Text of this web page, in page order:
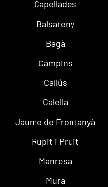
Capellades
Balsareny
Bagà
Campins
Callús
Calella
Jaume de Frontanyà
Rupit i Pruit
Manresa
Mura